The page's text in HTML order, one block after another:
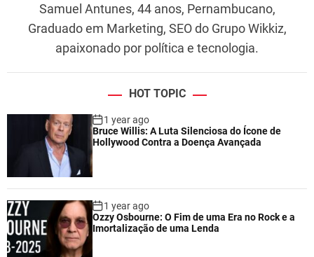
Samuel Antunes, 44 anos, Pernambucano,
Graduado em Marketing, SEO do Grupo Wikkiz,
apaixonado por política e tecnologia.
HOT TOPIC
1 year ago
Bruce Willis: A Luta Silenciosa do Ícone de
Hollywood Contra a Doença Avançada
1 year ago
Ozzy Osbourne: O Fim de uma Era no Rock e a
Imortalização de uma Lenda